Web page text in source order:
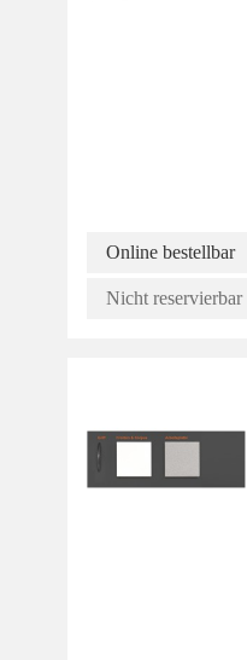
Online bestellbar
Nicht reservierbar